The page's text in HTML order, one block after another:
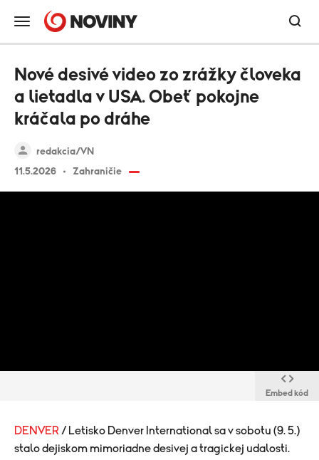
redakcia/VN
11.5.2026
Zahraničie
Nové desivé video zo zrážky človeka
a lietadla v USA. Obeť pokojne
kráčala po dráhe
Embed kód
DENVER / Letisko Denver International sa v sobotu (9. 5.)
stalo dejiskom mimoriadne desivej a tragickej udalosti.